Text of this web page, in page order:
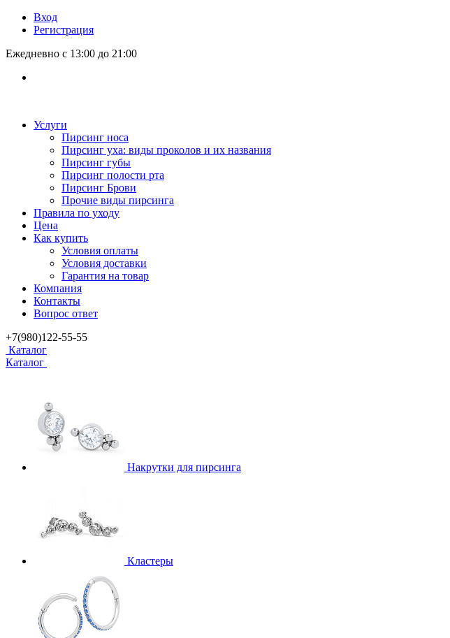
Вход
Регистрация
Ежедневно с 13:00 до 21:00
Услуги
Пирсинг носа
Пирсинг уха: виды проколов и их названия
Пирсинг губы
Пирсинг полости рта
Пирсинг Брови
Прочие виды пирсинга
Правила по уходу
Цена
Как купить
Условия оплаты
Условия доставки
Гарантия на товар
Компания
Контакты
Вопрос ответ
+7(980)122-55-55
Каталог
Каталог
Накрутки для пирсинга
Кластеры